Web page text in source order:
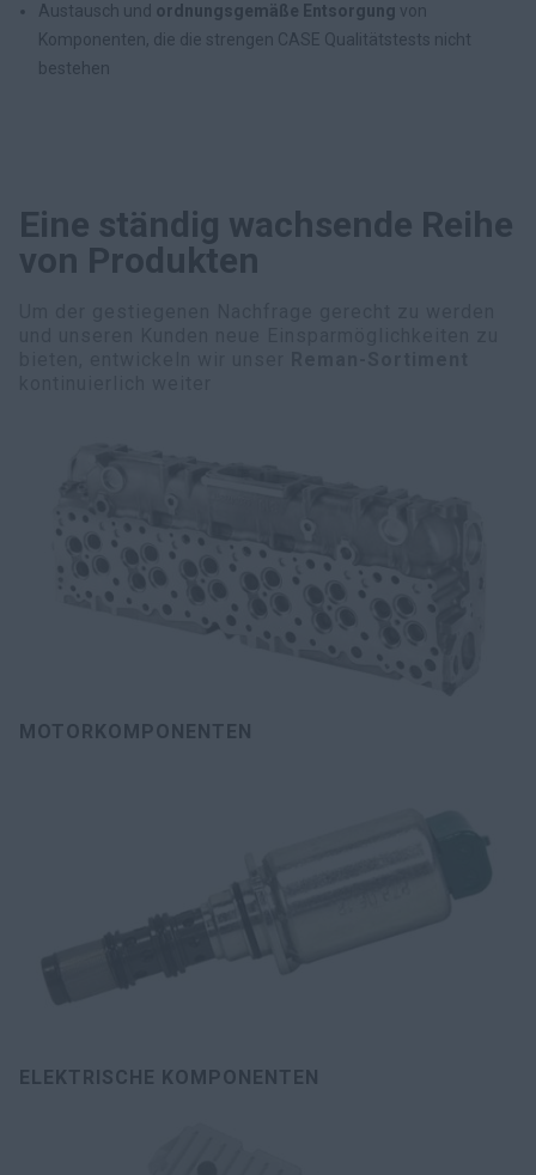
Austausch und ordnungsgemäße Entsorgung von
Komponenten, die die strengen CASE Qualitätstests nicht
bestehen
Eine ständig wachsende Reihe
von Produkten
MOTORKOMPONENTEN
ELEKTRISCHE KOMPONENTEN